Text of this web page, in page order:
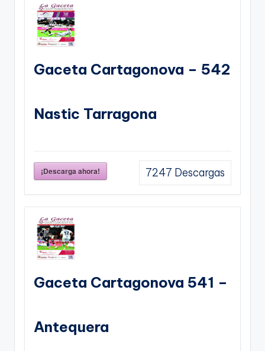
Gaceta Cartagonova – 542
Nastic Tarragona
¡Descarga ahora! 7247 Descargas
Gaceta Cartagonova 541 –
Antequera